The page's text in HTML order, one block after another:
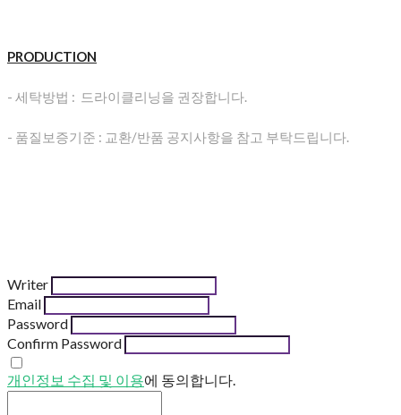
PRODUCTION
- 세탁방법 : 드라이클리닝을 권장합니다.
- 품질보증기준 : 교환/반품 공지사항을 참고 부탁드립니다.
Writer
Email
Password
Confirm Password
개인정보 수집 및 이용에 동의합니다.